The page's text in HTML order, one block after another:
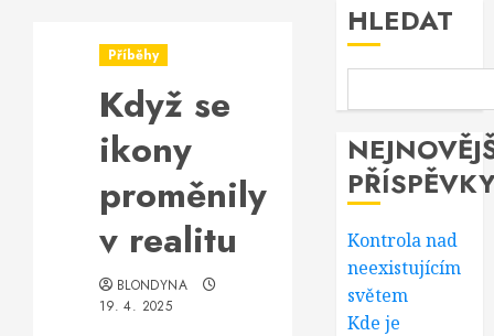
Příběhy
Když se
ikony
proměnily
v realitu
BLONDYNA
19. 4. 2025
HLEDAT
Kontrola nad
neexistujícím
světem
Kde je